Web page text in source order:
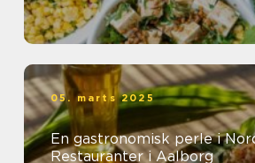
05. marts 2025
En gastronomisk perle i
Restauranter i Aalborg